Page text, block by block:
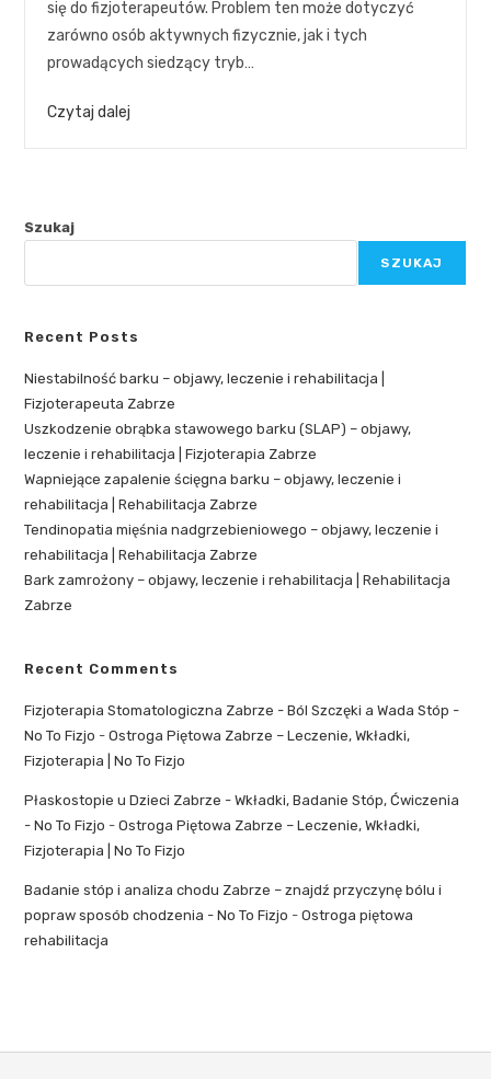
się do fizjoterapeutów. Problem ten może dotyczyć
zarówno osób aktywnych fizycznie, jak i tych
prowadących siedzący tryb…
Czytaj dalej
Szukaj
SZUKAJ
Recent Posts
Niestabilność barku – objawy, leczenie i rehabilitacja |
Fizjoterapeuta Zabrze
Uszkodzenie obrąbka stawowego barku (SLAP) – objawy,
leczenie i rehabilitacja | Fizjoterapia Zabrze
Wapniejące zapalenie ścięgna barku – objawy, leczenie i
rehabilitacja | Rehabilitacja Zabrze
Tendinopatia mięśnia nadgrzebieniowego – objawy, leczenie i
rehabilitacja | Rehabilitacja Zabrze
Bark zamrożony – objawy, leczenie i rehabilitacja | Rehabilitacja
Zabrze
Recent Comments
Fizjoterapia Stomatologiczna Zabrze - Ból Szczęki a Wada Stóp -
No To Fizjo -Ostroga Piętowa Zabrze – Leczenie, Wkładki,
Fizjoterapia | No To Fizjo
Płaskostopie u Dzieci Zabrze - Wkładki, Badanie Stóp, Ćwiczenia
- No To Fizjo -Ostroga Piętowa Zabrze – Leczenie, Wkładki,
Fizjoterapia | No To Fizjo
Badanie stóp i analiza chodu Zabrze – znajdź przyczynę bólu i
popraw sposób chodzenia - No To Fizjo -Ostroga piętowa
rehabilitacja